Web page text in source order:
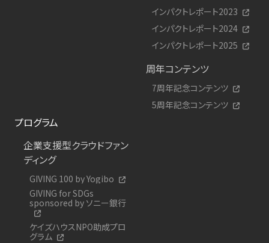
インパクトレポート2023
インパクトレポート2024
インパクトレポート2025
周年コンテンツ
7周年記念コンテンツ
5周年記念コンテンツ
プログラム
企業支援型クラウドファン
ディング
GIVING 100 by Yogibo
GIVING for SDGs
sponsored by ソニー銀行
ケイズハウスNPO助成プロ
グラム